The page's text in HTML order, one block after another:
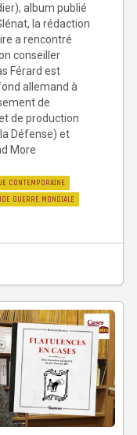
album publié
la rédaction
a rencontré
conseiller
Férard est
allemand à
de
de production
Défense) et
More
CONTEMPORAINE
GUERRE MONDIALE